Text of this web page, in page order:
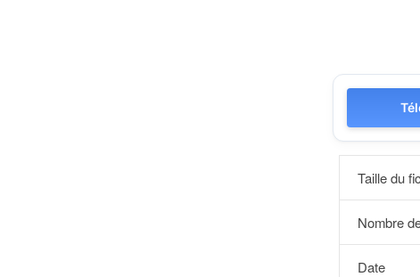
Taille du
Nombre
Date